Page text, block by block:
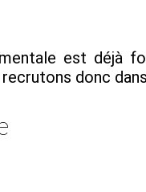
est déjà
donc